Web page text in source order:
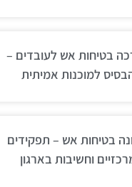
בטיחות אש לעובדים –
למוכנות אמיתית
בטיחות אש – תפקידים
וחשיבות בארגון